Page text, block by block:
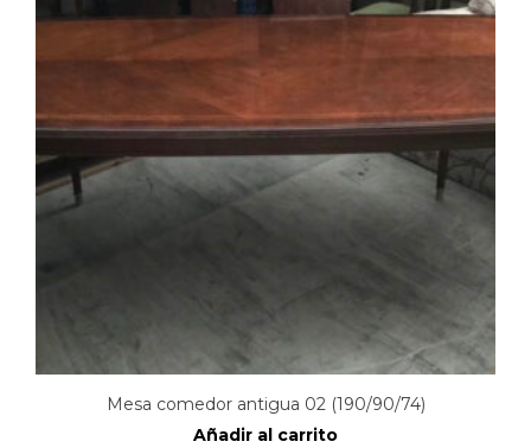
Mesa comedor antigua 02 (190/90/74)
Añadir al carrito